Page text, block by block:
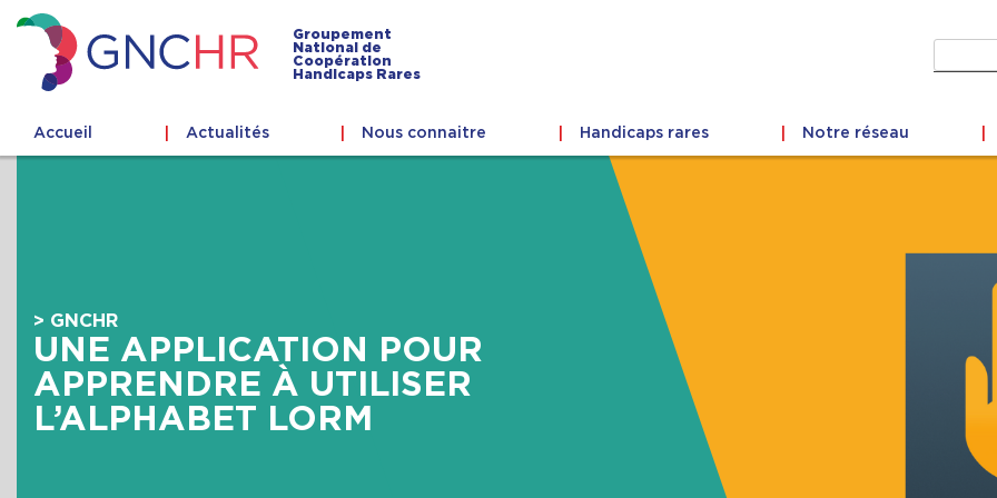
to
content
GNCHR
Groupement
National de
Coopération
Handicaps Rares
Accueil Actualités Nous connaitre Handicaps rares Notre réseau
> GNCHR
UNE APPLICATION POUR
APPRENDRE À UTILISER
L’ALPHABET LORM